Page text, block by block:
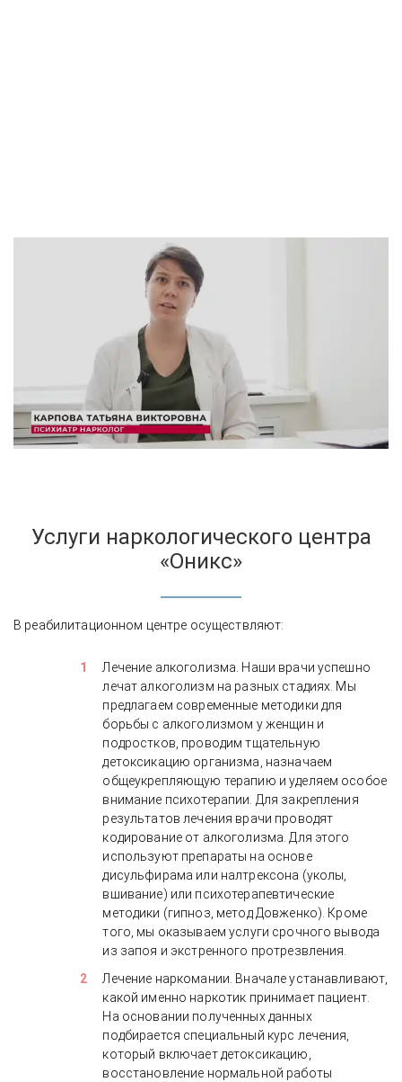
Услуги наркологического центра
«Оникс»
В реабилитационном центре осуществляют:
Лечение алкоголизма. Наши врачи успешно
лечат алкоголизм на разных стадиях. Мы
предлагаем современные методики для
борьбы с алкоголизмом у женщин и
подростков, проводим тщательную
детоксикацию организма, назначаем
общеукрепляющую терапию и уделяем особое
внимание психотерапии. Для закрепления
результатов лечения врачи проводят
кодирование от алкоголизма. Для этого
используют препараты на основе
дисульфирама или налтрексона (уколы,
вшивание) или психотерапевтические
методики (гипноз, метод Довженко). Кроме
того, мы оказываем услуги срочного вывода
из запоя и экстренного протрезвления.
Лечение наркомании. Вначале устанавливают,
какой именно наркотик принимает пациент.
На основании полученных данных
подбирается специальный курс лечения,
который включает детоксикацию,
восстановление нормальной работы